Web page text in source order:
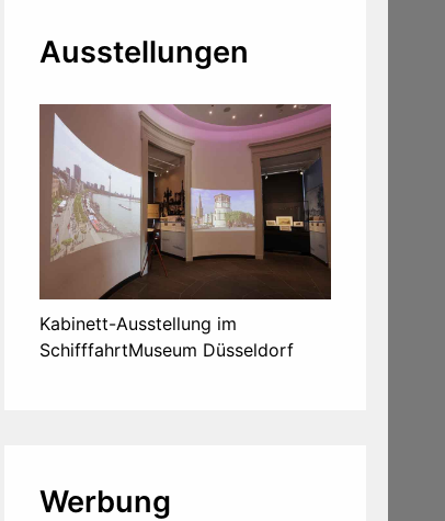
Ausstellungen
Kabinett-Ausstellung im
SchifffahrtMuseum Düsseldorf
Werbung